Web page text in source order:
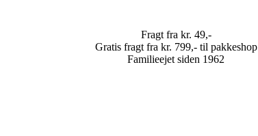
Fragt fra kr. 49,-
Gratis fragt fra kr. 799,- til pakkeshop
Familieejet siden 1962